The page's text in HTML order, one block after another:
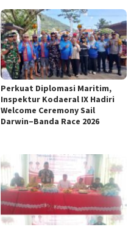
Perkuat Diplomasi Maritim,
Inspektur Kodaeral IX Hadiri
Welcome Ceremony Sail
Darwin–Banda Race 2026